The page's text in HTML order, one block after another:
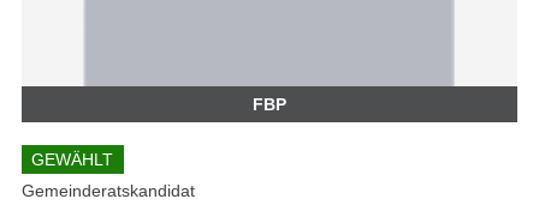
FBP
GEWÄHLT
Gemeinderatskandidat